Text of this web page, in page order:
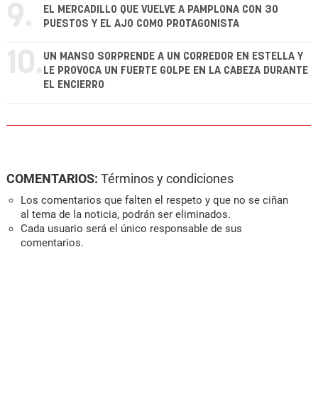
9.
EL MERCADILLO QUE VUELVE A PAMPLONA CON 30
PUESTOS Y EL AJO COMO PROTAGONISTA
10. UN MANSO SORPRENDE A UN CORREDOR EN ESTELLA Y
LE PROVOCA UN FUERTE GOLPE EN LA CABEZA DURANTE
EL ENCIERRO
COMENTARIOS: Términos y condiciones
Los comentarios que falten el respeto y que no se ciñan
al tema de la noticia, podrán ser eliminados.
Cada usuario será el único responsable de sus
comentarios.